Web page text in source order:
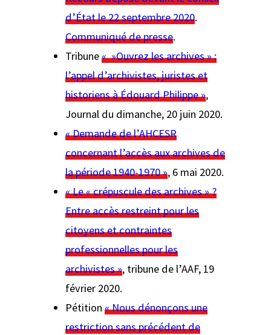
d’État le 22 septembre 2020.
Communiqué de presse.
Tribune« »Ouvrez les archives » :
l’appel d’archivistes, juristes et
historiens à Édouard Philippe »,
Journal du dimanche, 20 juin 2020.
« Demande de l’AHCESR
concernant l’accès aux archives de
la période 1940-1970 », 6 mai 2020.
« Le « crépuscule des archives » ?
Entre accès restreint pour les
citoyens et contraintes
professionnelles pour les
archivistes », tribune de l’AAF, 19
février 2020.
Pétition « Nous dénonçons une
restriction sans précédent de